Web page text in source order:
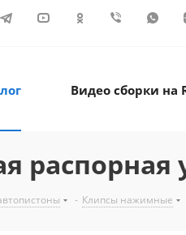
Видео сборки на
- Клипсы нажимные